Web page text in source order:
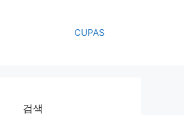
CUPAS
검색